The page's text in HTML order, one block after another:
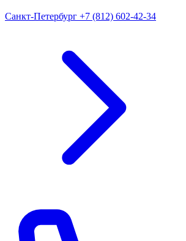
Санкт-Петербург +7 (812) 602-42-34